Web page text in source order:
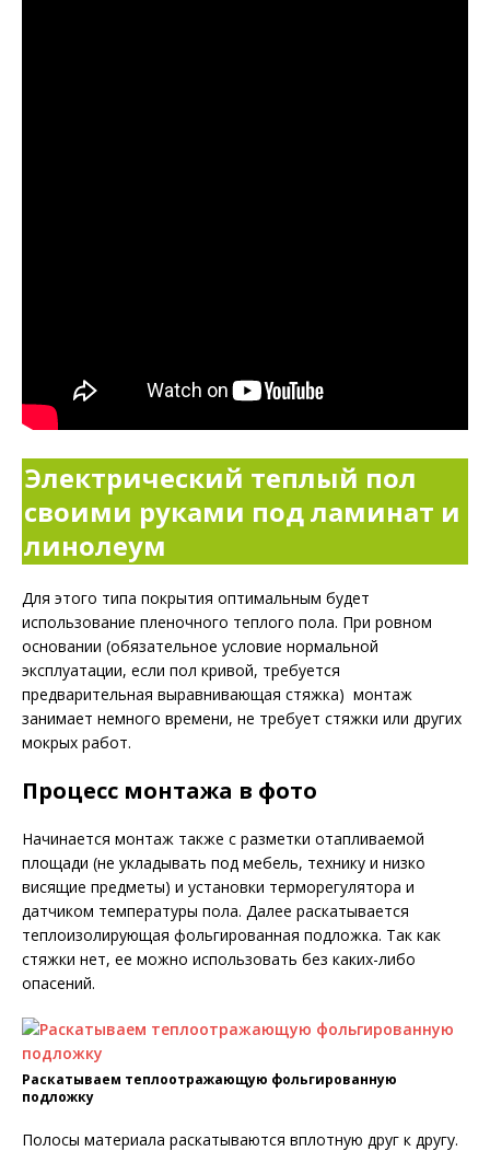
Электрический теплый пол
своими руками под ламинат и
линолеум
Для этого типа покрытия оптимальным будет
использование пленочного теплого пола. При ровном
основании (обязательное условие нормальной
эксплуатации, если пол кривой, требуется
предварительная выравнивающая стяжка) монтаж
занимает немного времени, не требует стяжки или других
мокрых работ.
Процесс монтажа в фото
Начинается монтаж также с разметки отапливаемой
площади (не укладывать под мебель, технику и низко
висящие предметы) и установки терморегулятора и
датчиком температуры пола. Далее раскатывается
теплоизолирующая фольгированная подложка. Так как
стяжки нет, ее можно использовать без каких-либо
опасений.
Раскатываем теплоотражающую фольгированную
подложку
Полосы материала раскатываются вплотную друг к другу.